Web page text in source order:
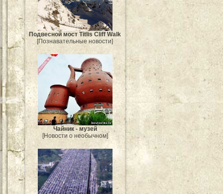
Подвесной мост Titlis Cliff Walk
[Познавательные новости]
Чайник - музей
[Новости о необычном]